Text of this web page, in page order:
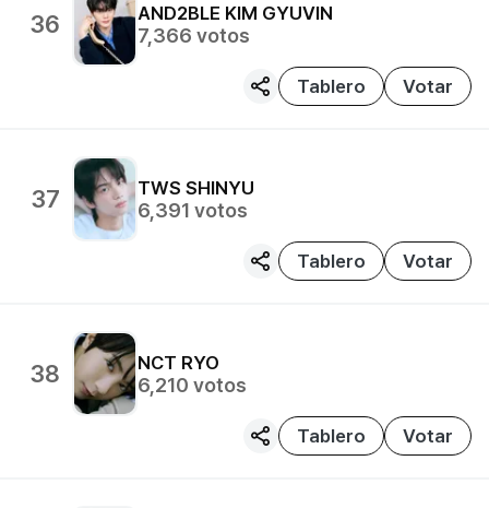
36 AND2BLE KIM GYUVIN
7,366 votos
Tablero Votar
37 TWS SHINYU
6,391 votos
Tablero Votar
38 NCT RYO
6,210 votos
Tablero Votar